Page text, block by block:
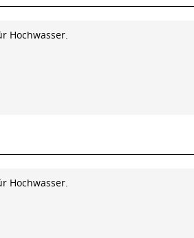
Hochwasser.
Hochwasser.